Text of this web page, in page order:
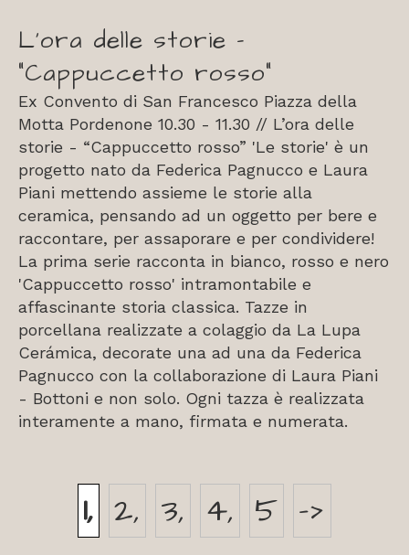
L’ora delle storie –
“Cappuccetto rosso”
Ex Convento di San Francesco Piazza della
Motta Pordenone 10.30 - 11.30 // L’ora delle
storie - “Cappuccetto rosso” 'Le storie' è un
progetto nato da Federica Pagnucco e Laura
Piani mettendo assieme le storie alla
ceramica, pensando ad un oggetto per bere e
raccontare, per assaporare e per condividere!
La prima serie racconta in bianco, rosso e nero
'Cappuccetto rosso' intramontabile e
affascinante storia classica. Tazze in
porcellana realizzate a colaggio da La Lupa
Cerámica, decorate una ad una da Federica
Pagnucco con la collaborazione di Laura Piani
- Bottoni e non solo. Ogni tazza è realizzata
interamente a mano, firmata e numerata.
1 2 3 4 5 ->